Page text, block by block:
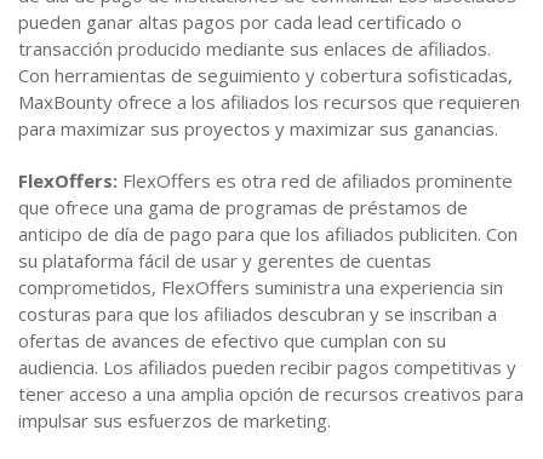
pueden ganar altas pagos por cada lead certificado o
transacción producido mediante sus enlaces de afiliados.
Con herramientas de seguimiento y cobertura sofisticadas,
MaxBounty ofrece a los afiliados los recursos que requieren
para maximizar sus proyectos y maximizar sus ganancias.
FlexOffers: FlexOffers es otra red de afiliados prominente
que ofrece una gama de programas de préstamos de
anticipo de día de pago para que los afiliados publiciten. Con
su plataforma fácil de usar y gerentes de cuentas
comprometidos, FlexOffers suministra una experiencia sin
costuras para que los afiliados descubran y se inscriban a
ofertas de avances de efectivo que cumplan con su
audiencia. Los afiliados pueden recibir pagos competitivas y
tener acceso a una amplia opción de recursos creativos para
impulsar sus esfuerzos de marketing.